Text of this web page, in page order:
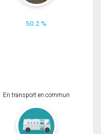
50.2 %
En transport en commun